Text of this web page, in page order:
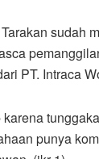
sudah
PT. Intraca
punya